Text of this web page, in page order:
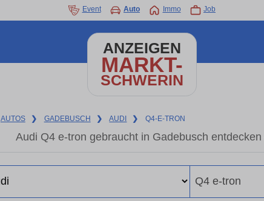
Event Auto Immo Job
ANZEIGEN
MARKT-
SCHWERIN
AUTOS ❯ GADEBUSCH ❯ AUDI ❯ Q4-E-TRON
Audi Q4 e-tron gebraucht in Gadebusch